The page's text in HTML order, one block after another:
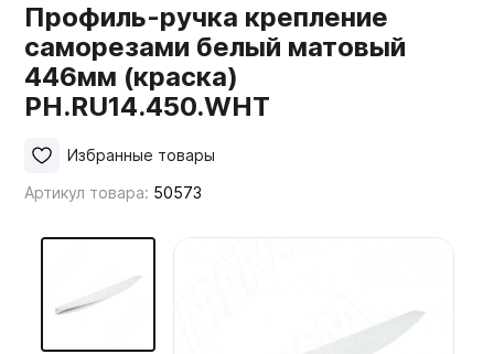
Столешницы
Мой ЭГГЕР
Фасады
Профиль-ручка крепление
саморезами белый матовый
446мм (краска)
PH.RU14.450.WHT
Артикул товара: 50573
Избранные товары